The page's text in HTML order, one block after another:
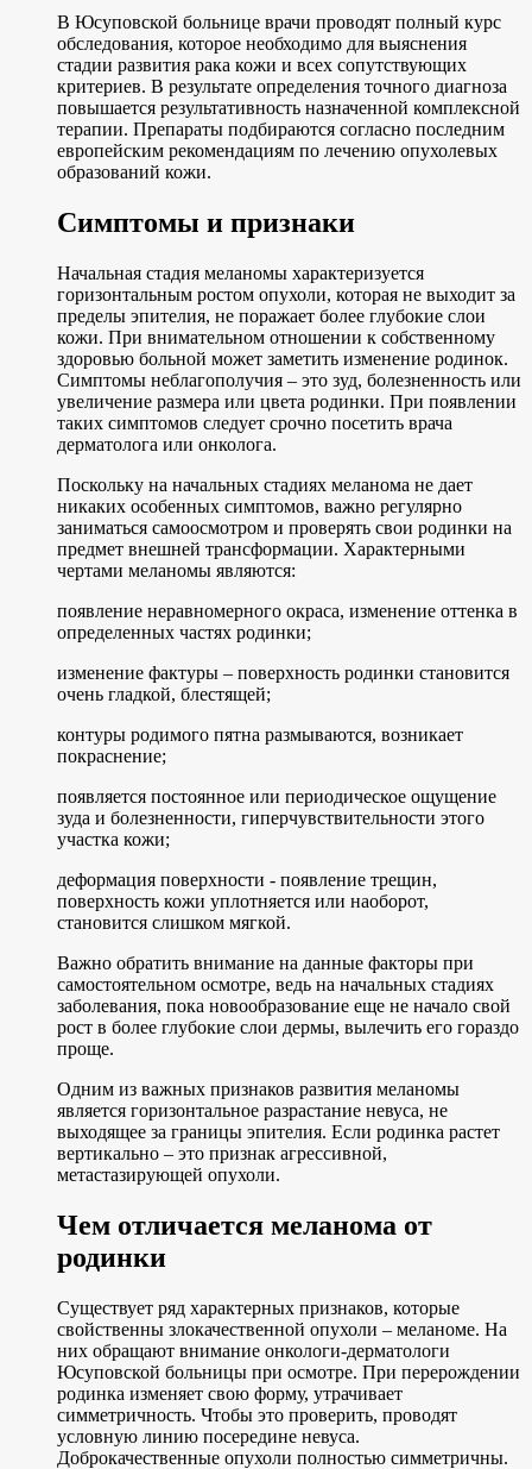
В Юсуповской больнице врачи проводят полный курс
обследования, которое необходимо для выяснения
стадии развития рака кожи и всех сопутствующих
критериев. В результате определения точного диагноза
повышается результативность назначенной комплексной
терапии. Препараты подбираются согласно последним
европейским рекомендациям по лечению опухолевых
образований кожи.
Симптомы и признаки
Начальная стадия меланомы характеризуется
горизонтальным ростом опухоли, которая не выходит за
пределы эпителия, не поражает более глубокие слои
кожи. При внимательном отношении к собственному
здоровью больной может заметить изменение родинок.
Симптомы неблагополучия – это зуд, болезненность или
увеличение размера или цвета родинки. При появлении
таких симптомов следует срочно посетить врача
дерматолога или онколога.
Поскольку на начальных стадиях меланома не дает
никаких особенных симптомов, важно регулярно
заниматься самоосмотром и проверять свои родинки на
предмет внешней трансформации. Характерными
чертами меланомы являются:
появление неравномерного окраса, изменение оттенка в
определенных частях родинки;
изменение фактуры – поверхность родинки становится
очень гладкой, блестящей;
контуры родимого пятна размываются, возникает
покраснение;
появляется постоянное или периодическое ощущение
зуда и болезненности, гиперчувствительности этого
участка кожи;
деформация поверхности - появление трещин,
поверхность кожи уплотняется или наоборот,
становится слишком мягкой.
Важно обратить внимание на данные факторы при
самостоятельном осмотре, ведь на начальных стадиях
заболевания, пока новообразование еще не начало свой
рост в более глубокие слои дермы, вылечить его гораздо
проще.
Одним из важных признаков развития меланомы
является горизонтальное разрастание невуса, не
выходящее за границы эпителия. Если родинка растет
вертикально – это признак агрессивной,
метастазирующей опухоли.
Чем отличается меланома от
родинки
Существует ряд характерных признаков, которые
свойственны злокачественной опухоли – меланоме. На
них обращают внимание онкологи-дерматологи
Юсуповской больницы при осмотре. При перерождении
родинка изменяет свою форму, утрачивает
симметричность. Чтобы это проверить, проводят
условную линию посередине невуса.
Доброкачественные опухоли полностью симметричны.